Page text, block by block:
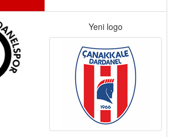
Yeni logo